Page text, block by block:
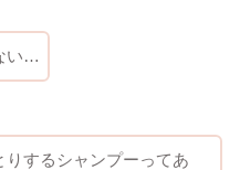
い…
するシャンプーってあ